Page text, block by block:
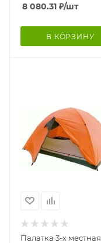
8 080.31 ₽/шт
В КОРЗИНУ
Палатка 3-х местная